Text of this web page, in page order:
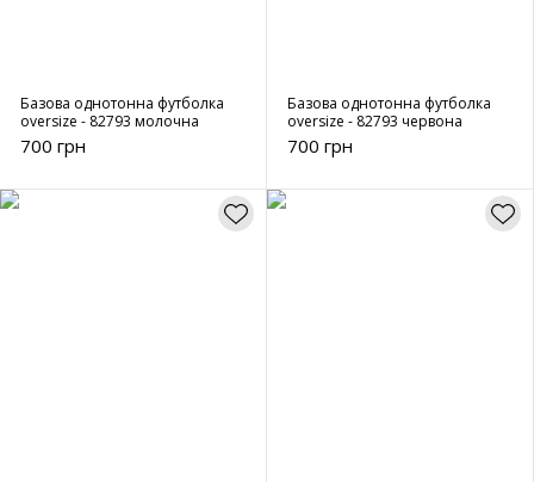
Базова однотонна футболка
oversize - 82793 молочна
700 грн
Базова однотонна футболка
oversize - 82793 червона
700 грн